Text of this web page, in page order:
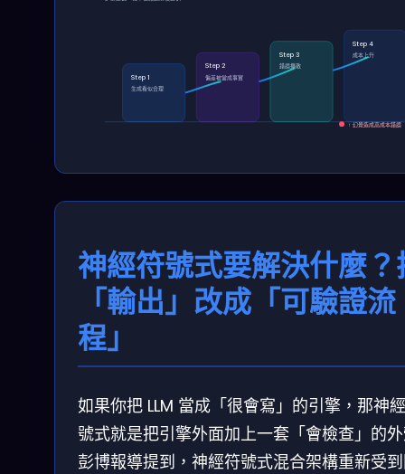
Step 1
生成看似合理
Step 2
偏差被當成事實
Step 3
錯誤擴散
Step 4
成本上升
↑ 幻覺造成高成本錯誤
神經符號式要解決什麼？
「輸出」改成「可驗證流
程」
如果你把 LLM 當成「很會寫」的引擎，那神
號式就是把引擎外面加上一套「會檢查」的
彭博報導提到，神經符號式混合架構重新受